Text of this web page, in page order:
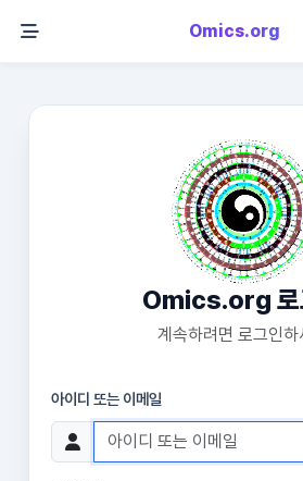
Omics.org
Omics.org 로
계속하려면 로그인하
아이디 또는 이메일